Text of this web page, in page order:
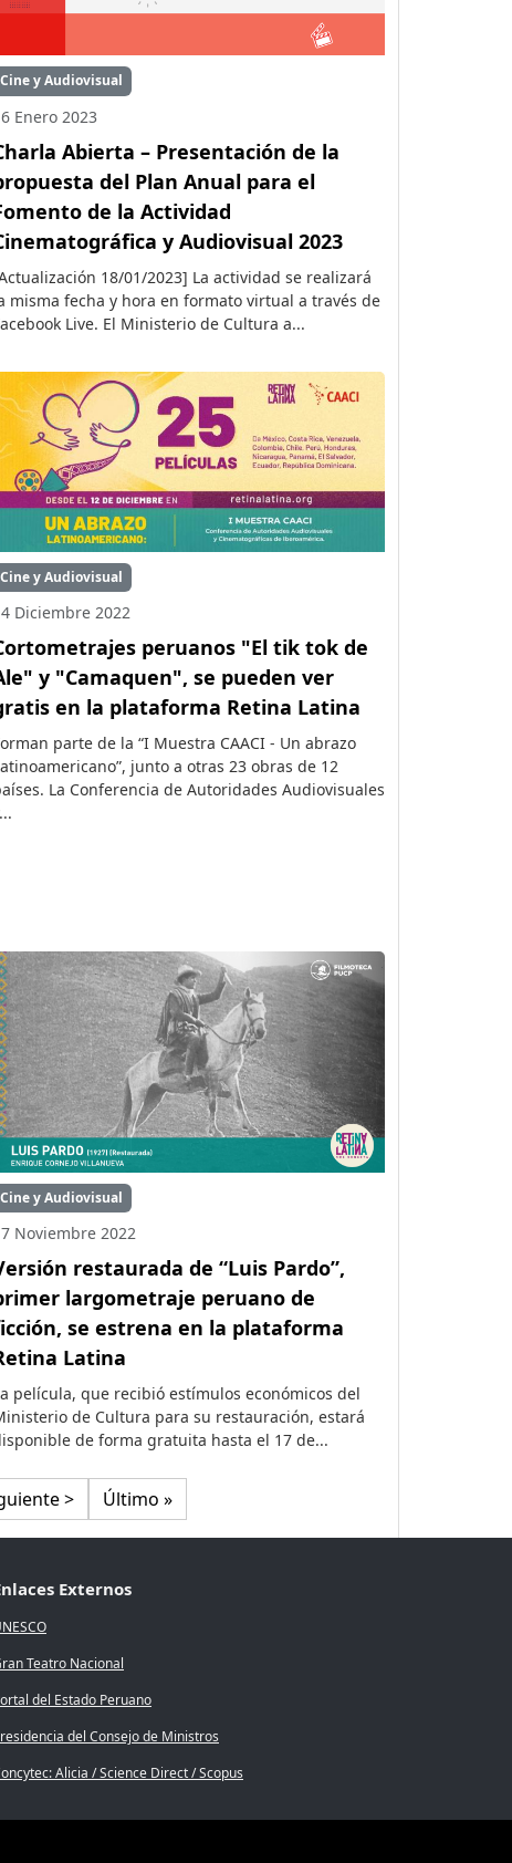
Cine y Audiovisual
Enero 2023
Abierta – Presentación de la
del Plan Anual para el
de la Actividad
y Audiovisual 2023
18/01/2023] La actividad se realizará
misma fecha y hora en formato virtual a través de
Live. El Ministerio de Cultura a...
Cine y Audiovisual
Diciembre 2022
peruanos "El tik tok de
y "Camaquen", se pueden ver
en la plataforma Retina Latina
parte de la “I Muestra CAACI - Un abrazo
junto a otras 23 obras de 12
La Conferencia de Autoridades Audiovisuales
Cine y Audiovisual
Noviembre 2022
restaurada de “Luis Pardo”,
largometraje peruano de
se estrena en la plataforma
Latina
película, que recibió estímulos económicos del
de Cultura para su restauración, estará
de forma gratuita hasta el 17 de...
página
> Última página
Último »
Externos
Teatro Nacional
del Estado Peruano
del Consejo de Ministros
Alicia / Science Direct / Scopus